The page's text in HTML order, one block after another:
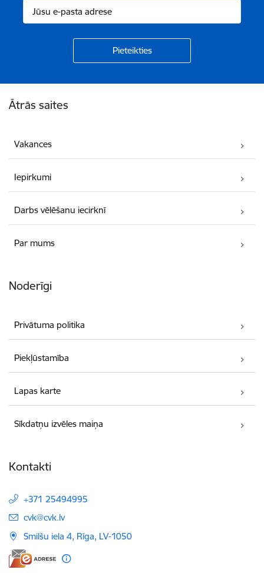
Ātrās saites
Vakances
Iepirkumi
Darbs vēlēšanu iecirknī
Par mums
Noderīgi
Privātuma politika
Piekļūstamība
Lapas karte
Sīkdatņu izvēles maiņa
Kontakti
+371 25494995
E-pasts:
cvk@cvk.lv
Smilšu iela 4, Rīga, LV-1050